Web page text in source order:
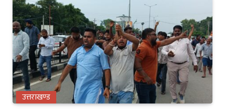
उत्तराखण्ड